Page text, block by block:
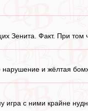
Зенита. Факт. При том
нарушение и жёлтая
с ними крайне